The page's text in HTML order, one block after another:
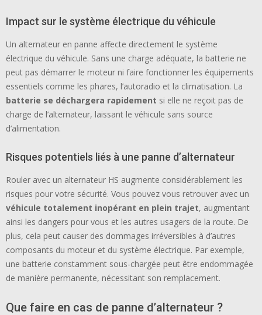
Impact sur le système électrique du véhicule
Un alternateur en panne affecte directement le système
électrique du véhicule. Sans une charge adéquate, la batterie ne
peut pas démarrer le moteur ni faire fonctionner les équipements
essentiels comme les phares, l’autoradio et la climatisation. La
batterie se déchargera rapidement si elle ne reçoit pas de
charge de l’alternateur, laissant le véhicule sans source
d’alimentation.
Risques potentiels liés à une panne d’alternateur
Rouler avec un alternateur HS augmente considérablement les
risques pour votre sécurité. Vous pouvez vous retrouver avec un
véhicule totalement inopérant en plein trajet, augmentant
ainsi les dangers pour vous et les autres usagers de la route. De
plus, cela peut causer des dommages irréversibles à d’autres
composants du moteur et du système électrique. Par exemple,
une batterie constamment sous-chargée peut être endommagée
de manière permanente, nécessitant son remplacement.
Que faire en cas de panne d’alternateur ?